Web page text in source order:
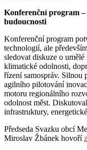
Konferenční program –
budoucnosti
Konferenční program
technologií, ale
sledovat diskuze o
klimatické odolnosti,
řízení samospráv. Silnou
agilního pilotování
motoru regionálního
odolnost měst.
infrastruktury,
Předseda Svazku obcí
Miroslav Žbánek hovoří